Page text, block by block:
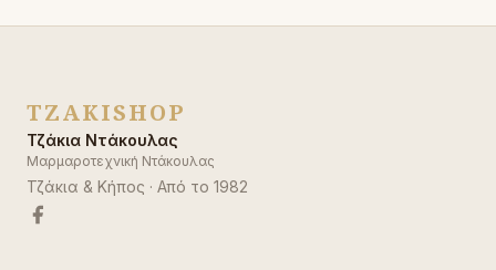
TZAKISHOP
Τζάκια Ντάκουλας
Μαρμαροτεχνική Ντάκουλας
Τζάκια & Κήπος · Από το 1982